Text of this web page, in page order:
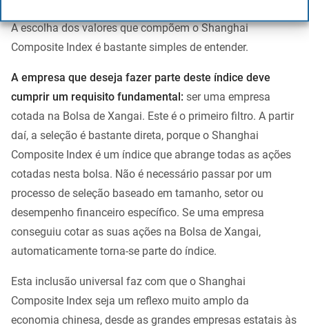
A escolha dos valores que compõem o Shanghai
Composite Index é bastante simples de entender.
A empresa que deseja fazer parte deste índice deve
cumprir um requisito fundamental: ser uma empresa
cotada na Bolsa de Xangai. Este é o primeiro filtro. A partir
daí, a seleção é bastante direta, porque o Shanghai
Composite Index é um índice que abrange todas as ações
cotadas nesta bolsa. Não é necessário passar por um
processo de seleção baseado em tamanho, setor ou
desempenho financeiro específico. Se uma empresa
conseguiu cotar as suas ações na Bolsa de Xangai,
automaticamente torna-se parte do índice.
Esta inclusão universal faz com que o Shanghai
Composite Index seja um reflexo muito amplo da
economia chinesa, desde as grandes empresas estatais às